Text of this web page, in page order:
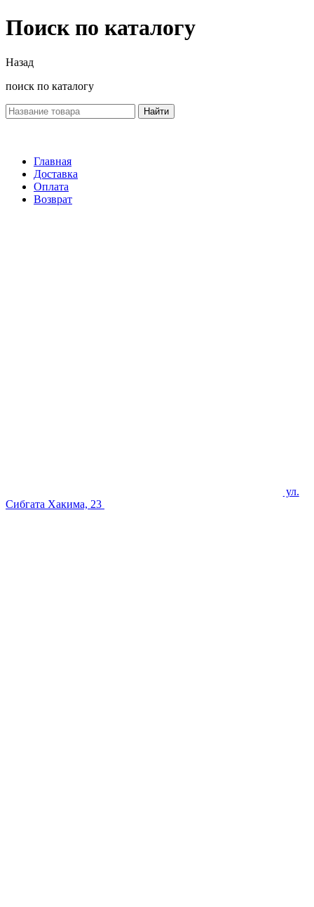
Поиск по каталогу
Назад
поиск по каталогу
Найти
Главная
Доставка
Оплата
Возврат
ул.
Сибгата Хакима, 23